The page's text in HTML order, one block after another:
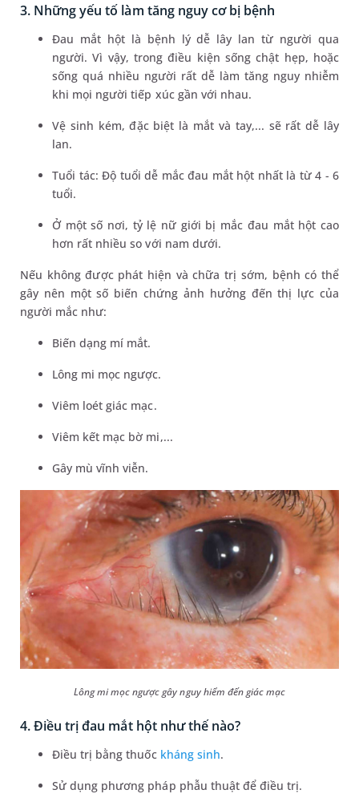
3. Những yếu tố làm tăng nguy cơ bị bệnh
Đau mắt hột là bệnh lý dễ lây lan từ người qua
người. Vì vậy, trong điều kiện sống chật hẹp, hoặc
sống quá nhiều người rất dễ làm tăng nguy nhiễm
khi mọi người tiếp xúc gần với nhau.
Vệ sinh kém, đặc biệt là mắt và tay,... sẽ rất dễ lây
lan.
Tuổi tác: Độ tuổi dễ mắc đau mắt hột nhất là từ 4 - 6
tuổi.
Ở một số nơi, tỷ lệ nữ giới bị mắc đau mắt hột cao
hơn rất nhiều so với nam dưới.
Nếu không được phát hiện và chữa trị sớm, bệnh có thể
gây nên một số biến chứng ảnh hưởng đến thị lực của
người mắc như:
Biến dạng mí mắt.
Lông mi mọc ngược.
Viêm loét giác mạc.
Viêm kết mạc bờ mi,...
Gây mù vĩnh viễn.
Lông mi mọc ngược gây nguy hiểm đến giác mạc
4. Điều trị đau mắt hột như thế nào?
Điều trị bằng thuốc kháng sinh.
Sử dụng phương pháp phẫu thuật để điều trị.